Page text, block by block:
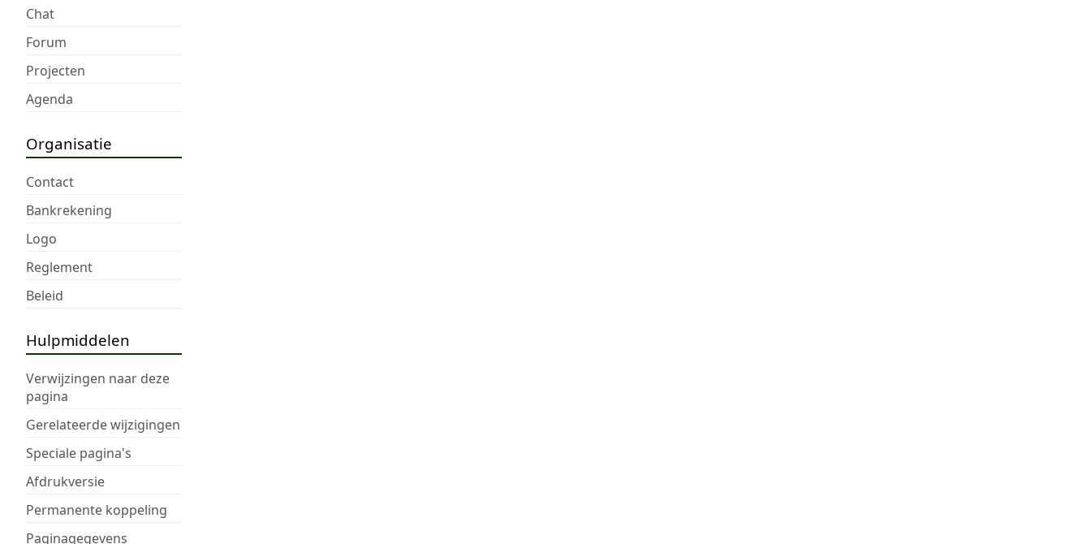
Chat
Forum
Projecten
Agenda
Organisatie
Contact
Bankrekening
Logo
Reglement
Beleid
Hulpmiddelen
Verwijzingen naar deze
pagina
Gerelateerde wijzigingen
Speciale pagina's
Afdrukversie
Permanente koppeling
Paginagegevens